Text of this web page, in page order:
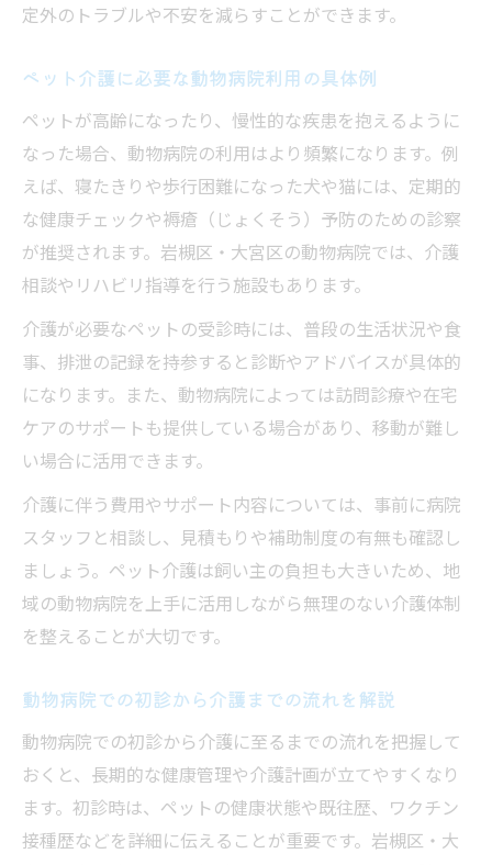
定外のトラブルや不安を減らすことができます。
ペット介護に必要な動物病院利用の具体例
ペットが高齢になったり、慢性的な疾患を抱えるように
なった場合、動物病院の利用はより頻繁になります。例
えば、寝たきりや歩行困難になった犬や猫には、定期的
な健康チェックや褥瘡（じょくそう）予防のための診察
が推奨されます。岩槻区・大宮区の動物病院では、介護
相談やリハビリ指導を行う施設もあります。
介護が必要なペットの受診時には、普段の生活状況や食
事、排泄の記録を持参すると診断やアドバイスが具体的
になります。また、動物病院によっては訪問診療や在宅
ケアのサポートも提供している場合があり、移動が難し
い場合に活用できます。
介護に伴う費用やサポート内容については、事前に病院
スタッフと相談し、見積もりや補助制度の有無も確認し
ましょう。ペット介護は飼い主の負担も大きいため、地
域の動物病院を上手に活用しながら無理のない介護体制
を整えることが大切です。
動物病院での初診から介護までの流れを解説
動物病院での初診から介護に至るまでの流れを把握して
おくと、長期的な健康管理や介護計画が立てやすくなり
ます。初診時は、ペットの健康状態や既往歴、ワクチン
接種歴などを詳細に伝えることが重要です。岩槻区・大